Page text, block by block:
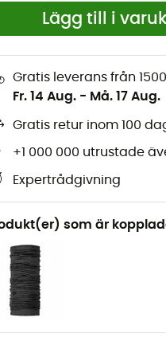
Lägg till i
Gratis leverans från
Fr. 14 Aug. - Må. 17 Aug.
Gratis retur inom 100
+1 000 000 utrustade
Expertrådgivning
som är